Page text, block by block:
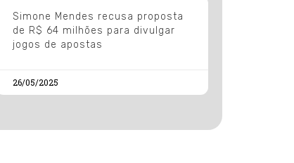
Simone Mendes recusa proposta
de R$ 64 milhões para divulgar
jogos de apostas
26/05/2025